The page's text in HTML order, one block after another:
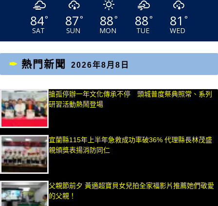
84°
SAT
87°
SUN
88°
MON
88°
TUE
81 °
WED
熱門新聞 2026年8月8日
搶孤停辦一年文化傳承不停 頭城普度祭典照常、系列
研習活動熱鬧登場
宜蘭縣115年上半年急救成功率破36% 代理縣長林茂盛
親頒獎表揚消防同仁
父親節前夕 黃適超寶貝女兒拍全家福影片推薦她們敬愛
的父親！